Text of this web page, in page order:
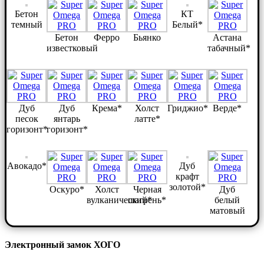
Бетон
темный
Бетон
известковый
Ферро Бьянко
КТ
Белый*
Астана
табачный*
Дуб
песок
горизонт*
Дуб
янтарь
горизонт*
Крема*
Холст
латте*
Гриджио* Верде*
Авокадо*
Оскуро*
Холст
вулканический*
Черная
шагрень*
Дуб
крафт
золотой*
Дуб
белый
матовый
Электронный замок ХОГО